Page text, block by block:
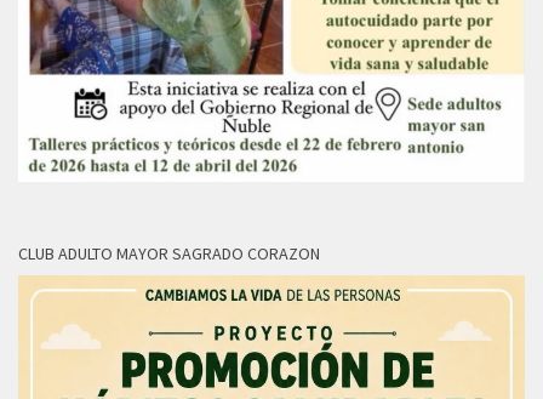
CLUB ADULTO MAYOR SAGRADO CORAZON